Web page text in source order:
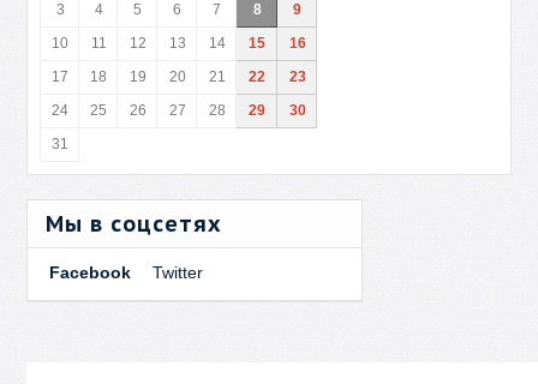
3 4 5 6 7 8
9
10
11 12 13 14 15
16
17
18 19 20 21 22
23
24
25 26 27 28 29
30
31
Мы в соцсетях
Facebook Twitter